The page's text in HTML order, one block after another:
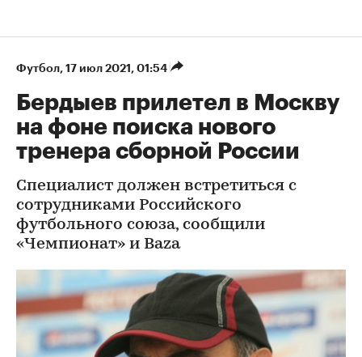
Футбол⁠, 17 июл 2021, 01:54
Бердыев прилетел в Москву
на фоне поиска нового
тренера сборной России
Специалист должен встретиться с
сотрудниками Российского
футбольного союза, сообщили
«Чемпионат» и Baza